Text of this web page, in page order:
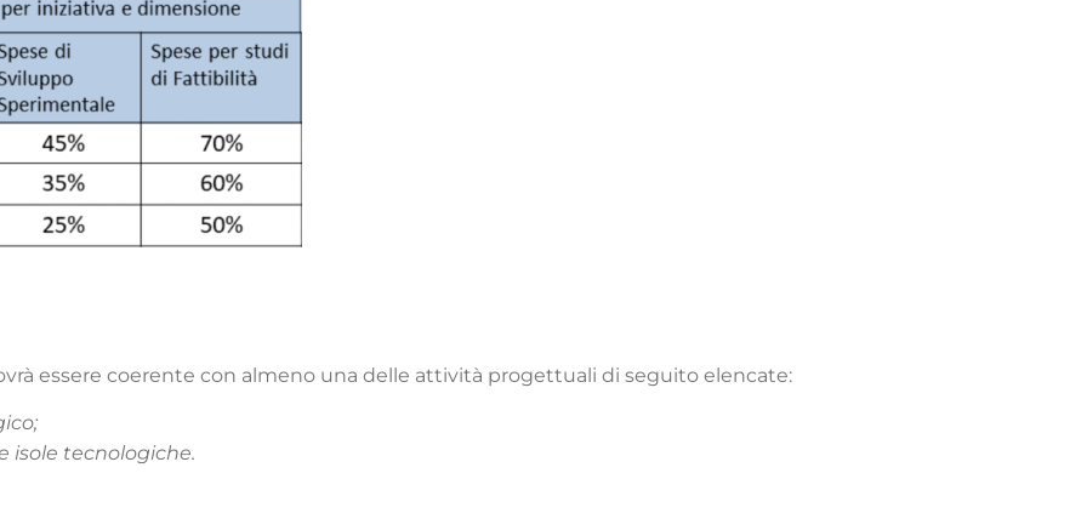
essere coerente con almeno una delle attività progettuali di seguito elencate:
isole tecnologiche.